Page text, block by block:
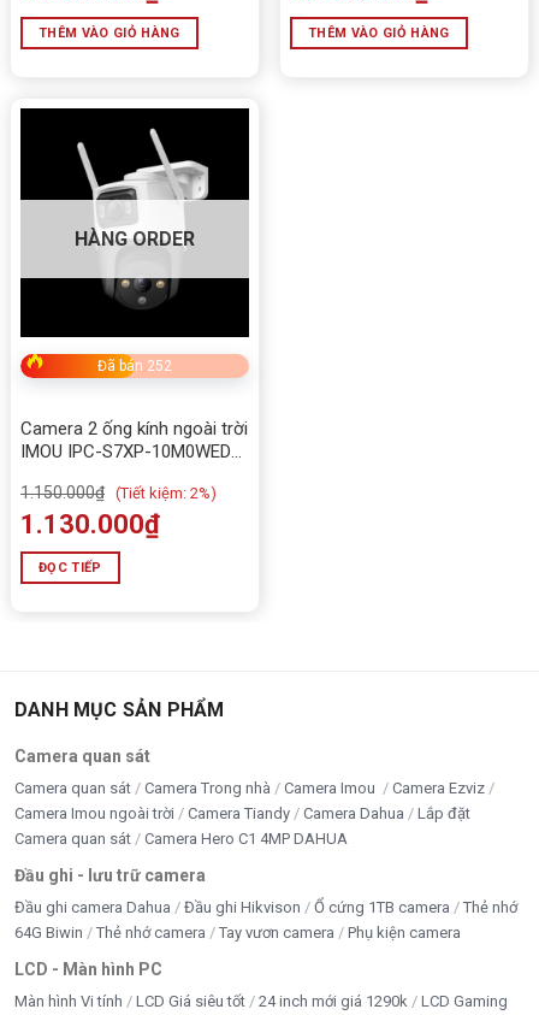
Chúng tôi phân phối chính hãng dòng cameraUNV –
Uniarch, đảm bảo chất lượng, bảo hành 2 năm, hỗ trợ
Liên hệ ngay:
Website: tanphatad.com
THÊM VÀO GIỎ HÀNG THÊM VÀO GIỎ HÀNG
HÀNG ORDER
Đã bán 252
Camera 2 ống kính ngoài trời
IMOU IPC-S7XP-10M0WED
cảnh báo chủ động còi và
đèn
1.150.000₫ (Tiết kiệm: 2%)
1.130.000₫
ĐỌC TIẾP
DANH MỤC SẢN PHẨM
Camera quan sát
Camera quan sát Camera Trong nhà Camera Imou
Camera Ezviz
Camera Imou ngoài trời
Camera Tiandy Camera Dahua
Lắp đặt
Camera quan sát
Camera Hero C1 4MP DAHUA
Đầu ghi - lưu trữ camera
Đầu ghi camera Dahua Đầu ghi Hikvison Ổ cứng 1TB camera
Thẻ nhớ
64G Biwin
Thẻ nhớ camera Tay vươn camera Phụ kiện camera
LCD - Màn hình PC
Màn hình Vi tính LCD Giá siêu tốt 24 inch mới giá 1290k LCD Gaming